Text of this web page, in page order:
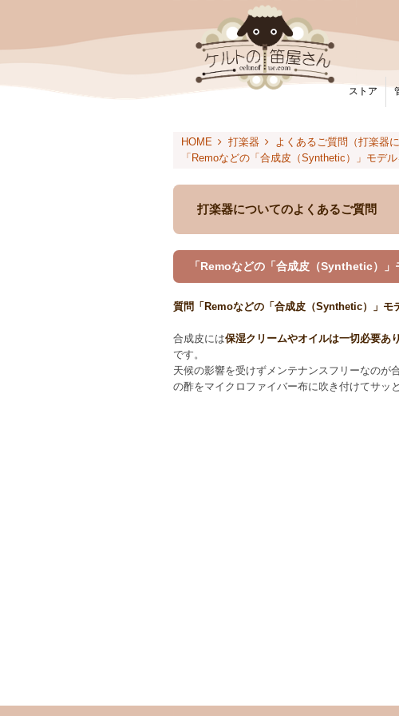
ストア
HOME 打楽器
よくあるご質問（打楽器に
「Remoなどの「合成皮（Synthetic）」モデ
打楽器についてのよくあるご質問
「Remoなどの「合成皮（Synthetic）
質問「Remoなどの「合成皮（Synthetic）」モ
合成皮には保湿クリームやオイルは一切必要あ
です。
天候の影響を受けずメンテナンスフリーなのが
の酢をマイクロファイバー布に吹き付けてサッ